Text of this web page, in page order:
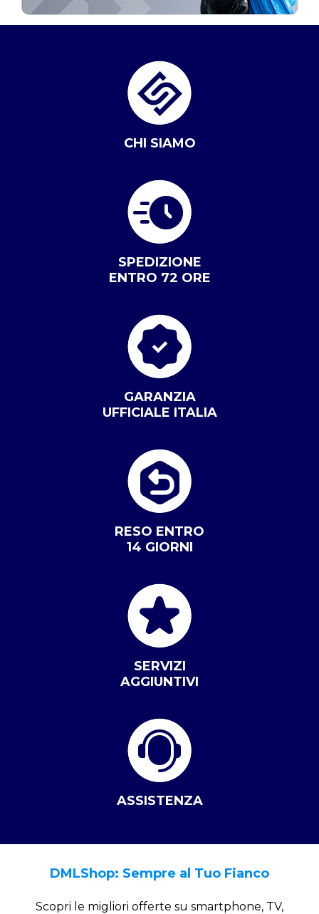
CHI SIAMO
SPEDIZIONE
ENTRO 72 ORE
GARANZIA
UFFICIALE ITALIA
RESO ENTRO
14 GIORNI
SERVIZI
AGGIUNTIVI
ASSISTENZA
DMLShop: Sempre al Tuo Fianco
Scopri le migliori offerte su smartphone, TV,